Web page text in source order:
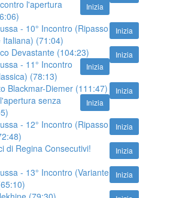
Inizia
l'apertura
Inizia
- 10° Incontro (Ripasso
Italiana) (71:04)
Inizia
Devastante (104:23)
Inizia
- 11° Incontro
(78:13)
Inizia
Blackmar-Diemer (111:47)
Inizia
senza
Inizia
- 12° Incontro (Ripasso
Inizia
di Regina Consecutivi!
Inizia
- 13° Incontro (Variante